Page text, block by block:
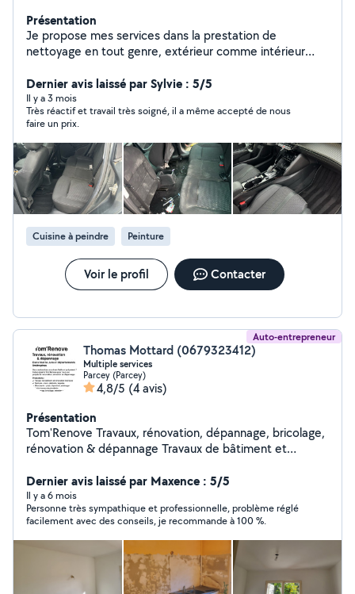
Présentation
Je propose mes services dans la prestation de
nettoyage en tout genre, extérieur comme intérieur
toitures, etc. Je peux également intervenir comme
manutentionnaire polyvalent Aide au déménagement,
manœuvre, port de charges, et divers, débroussaillage,
peinture. J'aime rendre service et travailler proprement,
que ce soit pour un coup de main ponctuel ou une aide
plus régulière. Je suis également flexible, ponctuel et à
l'écoute, pour m'adapter au mieux à vos contraintes.
N'hésitez pas à me solliciter, je me ferai un plaisir de
vous répondre rapidement.
Dernier avis laissé par Sylvie : 5/5
Il y a 3 mois
Très réactif et travail très soigné, il a même accepté de nous
faire un prix.
Cuisine à peindre Peinture
Voir le profil Contacter
Auto-entrepreneur
Thomas Mottard (0679323412)
Multiple services
Parcey (Parcey)
4,8/5 (4 avis)
Présentation
Tom'Renove Travaux, rénovation, dépannage, bricolage,
rénovation & dépannage Travaux de bâtiment et
Menuiserie- pose, réparation, aménagements Petites
travaux de plomberie, entretien extérieur. Travail soigné
et professionnel Devis gratuit et rapide Intervention
dans tout le jura et départements limitrophes
Dernier avis laissé par Maxence : 5/5
Il y a 6 mois
Personne très sympathique et professionnelle, problème réglé
facilement avec des conseils, je recommande à 100 %.